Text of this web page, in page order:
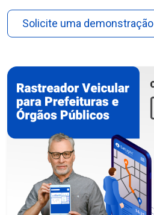
Solicite uma demonstração